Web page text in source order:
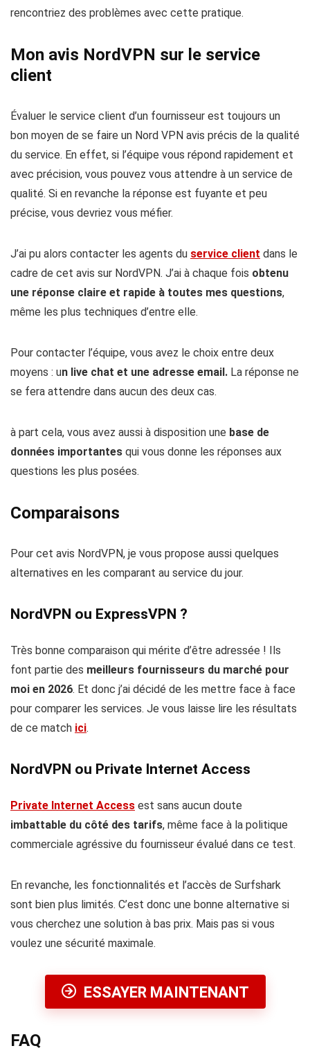
rencontriez des problèmes avec cette pratique.
Mon avis NordVPN sur le service
client
Évaluer le service client d’un fournisseur est toujours un
bon moyen de se faire un Nord VPN avis précis de la qualité
du service. En effet, si l’équipe vous répond rapidement et
avec précision, vous pouvez vous attendre à un service de
qualité. Si en revanche la réponse est fuyante et peu
précise, vous devriez vous méfier.
J’ai pu alors contacter les agents du service client dans le
cadre de cet avis sur NordVPN. J’ai à chaque fois obtenu
une réponse claire et rapide à toutes mes questions,
même les plus techniques d’entre elle.
Pour contacter l’équipe, vous avez le choix entre deux
moyens : un live chat et une adresse email. La réponse ne
se fera attendre dans aucun des deux cas.
à part cela, vous avez aussi à disposition une base de
données importantes qui vous donne les réponses aux
questions les plus posées.
Comparaisons
Pour cet avis NordVPN, je vous propose aussi quelques
alternatives en les comparant au service du jour.
NordVPN ou ExpressVPN ?
Très bonne comparaison qui mérite d’être adressée ! Ils
font partie des meilleurs fournisseurs du marché pour
moi en 2026. Et donc j’ai décidé de les mettre face à face
pour comparer les services. Je vous laisse lire les résultats
de ce match ici.
NordVPN ou Private Internet Access
Private Internet Access est sans aucun doute
imbattable du côté des tarifs, même face à la politique
commerciale agréssive du fournisseur évalué dans ce test.
En revanche, les fonctionnalités et l’accès de Surfshark
sont bien plus limités. C’est donc une bonne alternative si
vous cherchez une solution à bas prix. Mais pas si vous
voulez une sécurité maximale.
ESSAYER MAINTENANT
FAQ